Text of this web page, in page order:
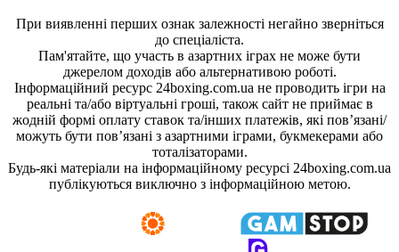
При виявленні перших ознак залежності негайно зверніться
до спеціаліста.
Пам'ятайте, що участь в азартних іграх не може бути
джерелом доходів або альтернативою роботі.
Інформаційний ресурс 24boxing.com.ua не проводить ігри на
реальні та/або віртуальні гроші, також сайт не приймає в
жодній формі оплату ставок та/інших платежів, які пов’язані/
можуть бути пов’язані з азартними іграми, букмекерами або
тоталізаторами.
Будь-які матеріали на інформаційному ресурсі 24boxing.com.ua
публікуються виключно з інформаційною метою.